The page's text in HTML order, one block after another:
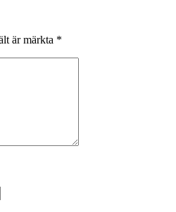
är märkta *